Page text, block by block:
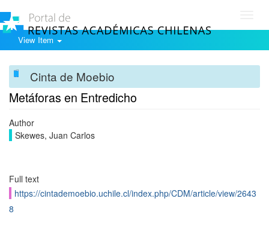
View Item
Cinta de Moebio
Metáforas en Entredicho
Author
Skewes, Juan Carlos
Full text
https://cintademoebio.uchile.cl/index.php/CDM/article/view/2643
8